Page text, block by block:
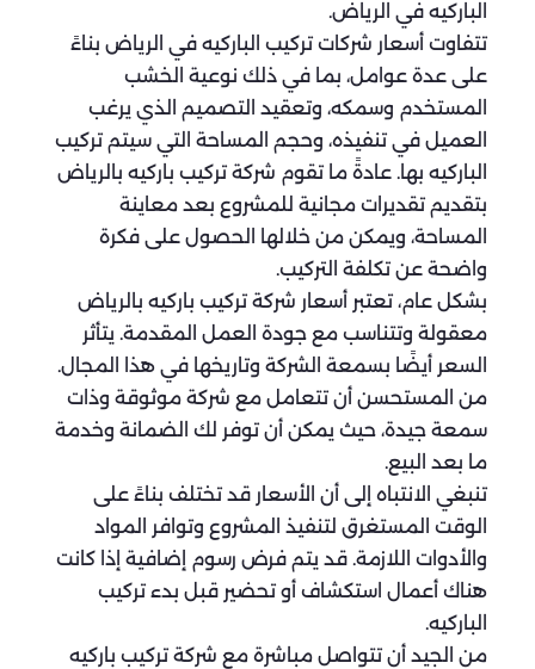
الباركيه في الرياض.
تتفاوت أسعار شركات تركيب الباركيه في الرياض بناءً
على عدة عوامل، بما في ذلك نوعية الخشب
المستخدم وسمكه، وتعقيد التصميم الذي يرغب
العميل في تنفيذه، وحجم المساحة التي سيتم تركيب
الباركيه بها. عادةً ما تقوم شركة تركيب باركيه بالرياض
بتقديم تقديرات مجانية للمشروع بعد معاينة
المساحة، ويمكن من خلالها الحصول على فكرة
واضحة عن تكلفة التركيب.
بشكل عام، تعتبر أسعار شركة تركيب باركيه بالرياض
معقولة وتتناسب مع جودة العمل المقدمة. يتأثر
السعر أيضًا بسمعة الشركة وتاريخها في هذا المجال.
من المستحسن أن تتعامل مع شركة موثوقة وذات
سمعة جيدة، حيث يمكن أن توفر لك الضمانة وخدمة
ما بعد البيع.
تنبغي الانتباه إلى أن الأسعار قد تختلف بناءً على
الوقت المستغرق لتنفيذ المشروع وتوافر المواد
والأدوات اللازمة. قد يتم فرض رسوم إضافية إذا كانت
هناك أعمال استكشاف أو تحضير قبل بدء تركيب
الباركيه.
من الجيد أن تتواصل مباشرة مع شركة تركيب باركيه